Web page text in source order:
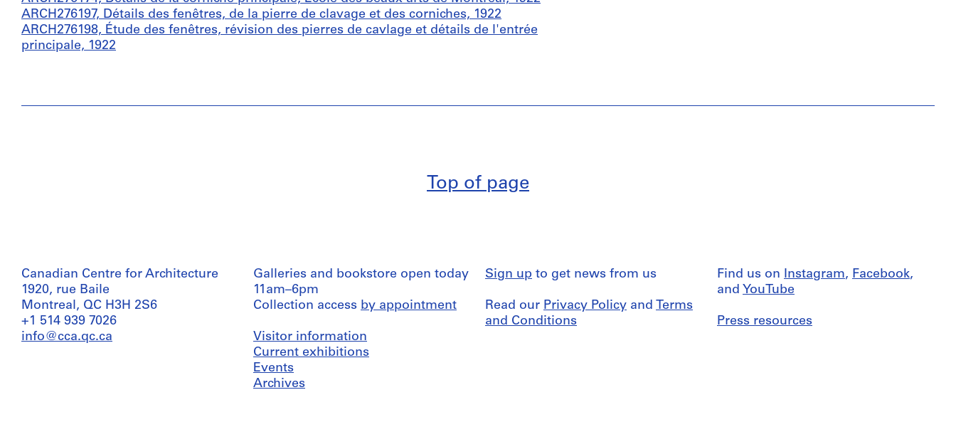
ARCH276197, Détails des fenêtres, de la pierre de clavage et des corniches, 1922
ARCH276198, Étude des fenêtres, révision des pierres de cavlage et détails de l'entrée
principale, 1922
Top of page
Canadian Centre for Architecture
1920, rue Baile
Montreal, QC H3H 2S6
+1 514 939 7026
info@cca.qc.ca
Galleries and bookstore open today
11am–6pm
Collection access by appointment
Visitor information
Current exhibitions
Events
Archives
Sign up to get news from us
Read our Privacy Policy and Terms
and Conditions
Find us on Instagram, Facebook,
and YouTube
Press resources